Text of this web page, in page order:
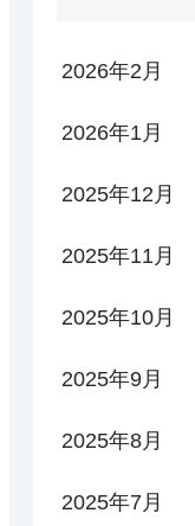
2026年2月
2026年1月
2025年12月
2025年11月
2025年10月
2025年9月
2025年8月
2025年7月